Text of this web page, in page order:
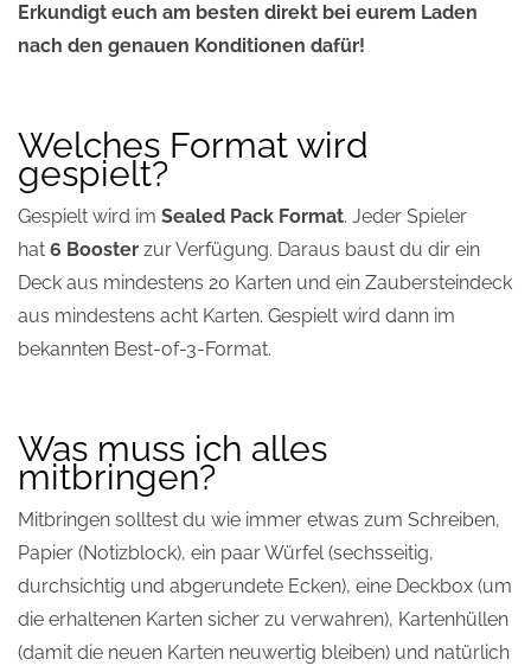
Erkundigt euch am besten direkt bei eurem Laden
nach den genauen Konditionen dafür!
Welches Format wird
gespielt?
Gespielt wird im Sealed Pack Format. Jeder Spieler
hat 6 Booster zur Verfügung. Daraus baust du dir ein
Deck aus mindestens 20 Karten und ein Zaubersteindeck
aus mindestens acht Karten. Gespielt wird dann im
bekannten Best-of-3-Format.
Was muss ich alles
mitbringen?
Mitbringen solltest du wie immer etwas zum Schreiben,
Papier (Notizblock), ein paar Würfel (sechsseitig,
durchsichtig und abgerundete Ecken), eine Deckbox (um
die erhaltenen Karten sicher zu verwahren), Kartenhüllen
(damit die neuen Karten neuwertig bleiben) und natürlich